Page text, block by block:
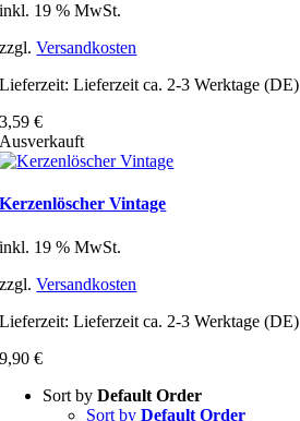
inkl. 19 % MwSt.
zzgl.Versandkosten
Lieferzeit:Lieferzeit ca. 2-3 Werktage (DE)
3,59€
Ausverkauft
Kerzenlöscher Vintage
inkl. 19 % MwSt.
zzgl.Versandkosten
Lieferzeit:Lieferzeit ca. 2-3 Werktage (DE)
9,90€
Sort byDefault Order
Sort byDefault Order